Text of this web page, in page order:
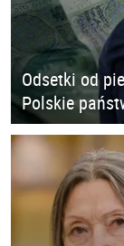
Odsetki od
Polskie